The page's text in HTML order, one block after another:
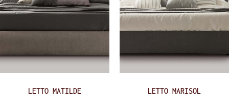
LETTO MATILDE LETTO MARISOL